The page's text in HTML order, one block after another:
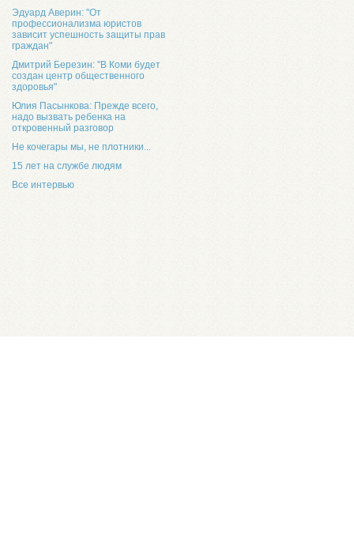
Эдуард Аверин: "От
профессионализма юристов
зависит успешность защиты прав
граждан"
Дмитрий Березин: "В Коми будет
создан центр общественного
здоровья"
Юлия Пасынкова: Прежде всего,
надо вызвать ребенка на
откровенный разговор
Не кочегары мы, не плотники...
15 лет на службе людям
Все интервью